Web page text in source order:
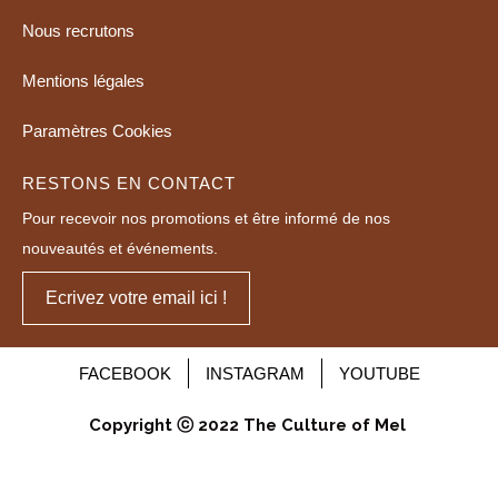
Nous recrutons
Mentions légales
Paramètres Cookies
RESTONS EN CONTACT
Pour recevoir nos promotions et être informé de nos
nouveautés et événements.
Ecrivez votre email ici !
FACEBOOK INSTAGRAM YOUTUBE
Copyright ⓒ 2022 The Culture of Mel